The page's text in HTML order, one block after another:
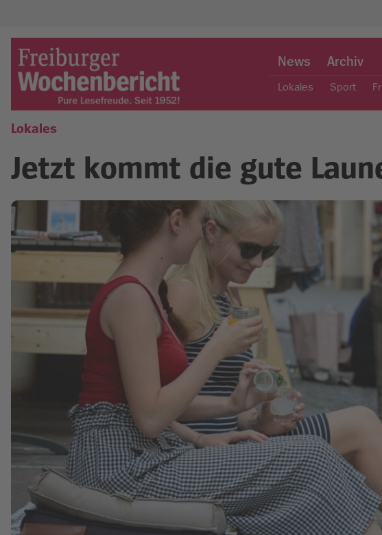
content
Freiburger Wochenbericht
News Archiv
Lokales Sport
Lokales
Jetzt kommt die gute